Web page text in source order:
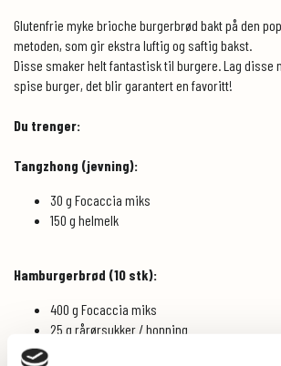
Glutenfrie myke brioche burgerbrød bakt på den
metoden, som gir ekstra luftig og saftig bakst.
Disse smaker helt fantastisk til burgere. Lag disse
spise burger, det blir garantert en favoritt!
Du trenger:
Tangzhong (jevning):
30 g Focaccia miks
150 g helmelk
Hamburgerbrød (10 stk):
400 g Focaccia miks
25 g rårørsukker / honning